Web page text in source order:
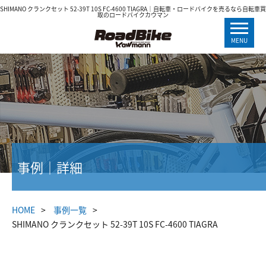
SHIMANO クランクセット 52-39T 10S FC-4600 TIAGRA｜自転車・ロードバイクを売るなら自転車買
取のロードバイクカウマン
MENU
事例｜詳細
HOME
事例一覧
SHIMANO クランクセット 52-39T 10S FC-4600 TIAGRA